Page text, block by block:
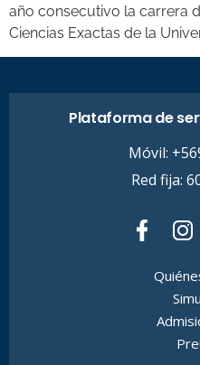
año consecutivo la carrera
Ciencias Exactas de la